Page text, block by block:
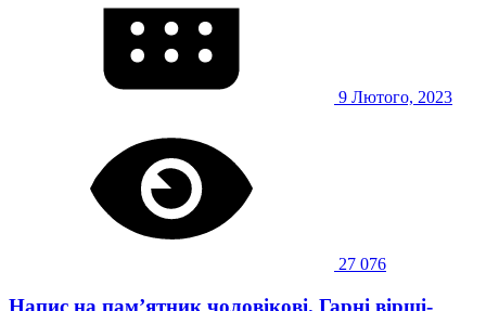
9 Лютого, 2023
27 076
Напис на пам’ятник чоловікові. Гарні вірші-